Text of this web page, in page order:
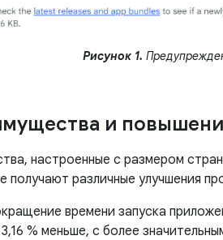
Рисунок 1.
и
настроенные с размером
получают различные улучшения
времени запуска
% меньше, с более